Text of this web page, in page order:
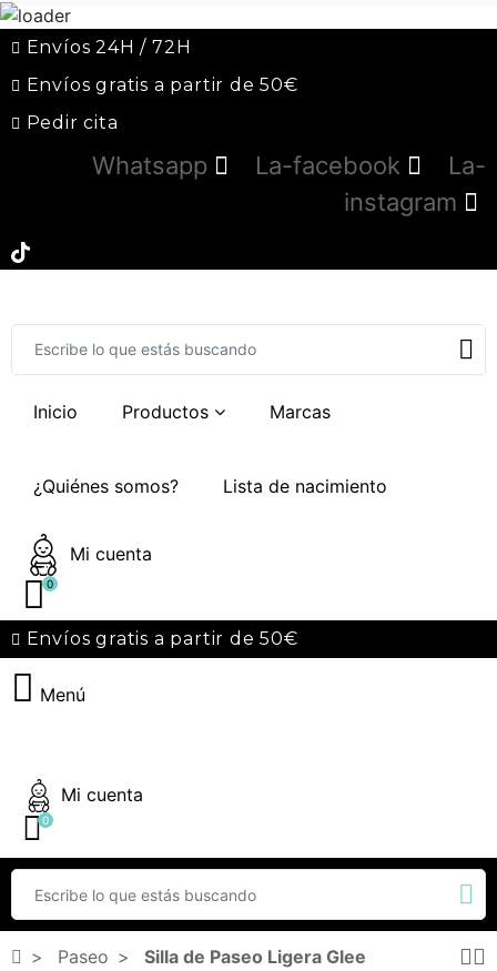
Envíos 24H / 72H
Envíos gratis a partir de 50€
Pedir cita
Whatsapp La-facebook
La-
instagram
Inicio Productos Marcas
¿Quiénes somos? Lista de nacimiento
Mi cuenta
0
Envíos gratis a partir de 50€
Menú
Mi cuenta
0
Paseo Silla de Paseo Ligera Glee